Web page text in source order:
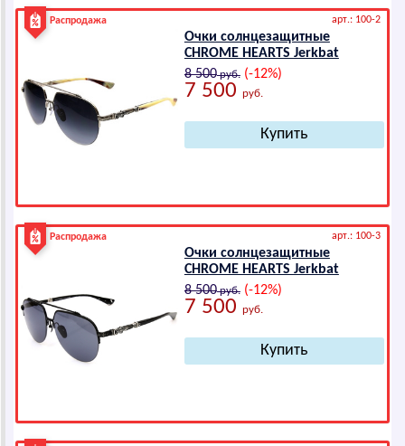
Распродажа арт.: 100-2
Очки солнцезащитные
СНRОМЕ НЕАRТS Jerkbat
8 500руб.(-12%)
7 500 руб.
Распродажа арт.: 100-3
Очки солнцезащитные
СНRОМЕ НЕАRТS Jerkbat
8 500руб.(-12%)
7 500 руб.